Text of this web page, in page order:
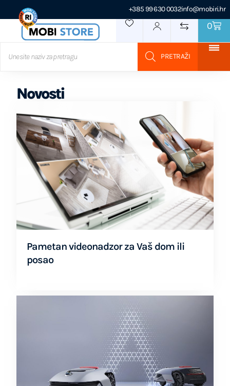
+385 99 630 0032info@mobiri.hr
0
Novosti
Pametan videonadzor za Vaš dom ili
posao